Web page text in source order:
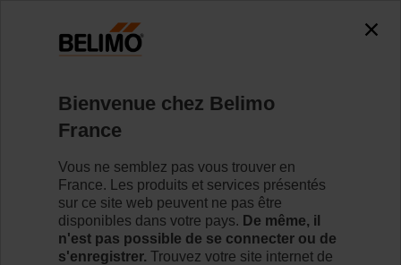
H6015XP63-S2/NV230A-TPC
Pour en savoir plus
Bienvenue chez Belimo
France
Vous ne semblez pas vous trouver en
France. Les produits et services présentés
sur ce site web peuvent ne pas être
disponibles dans votre pays. De même, il
n'est pas possible de se connecter ou de
s'enregistrer. Trouvez votre site internet de